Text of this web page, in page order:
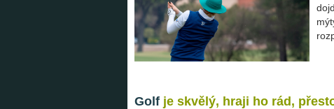
Golf je skvělý, hraji ho rád,